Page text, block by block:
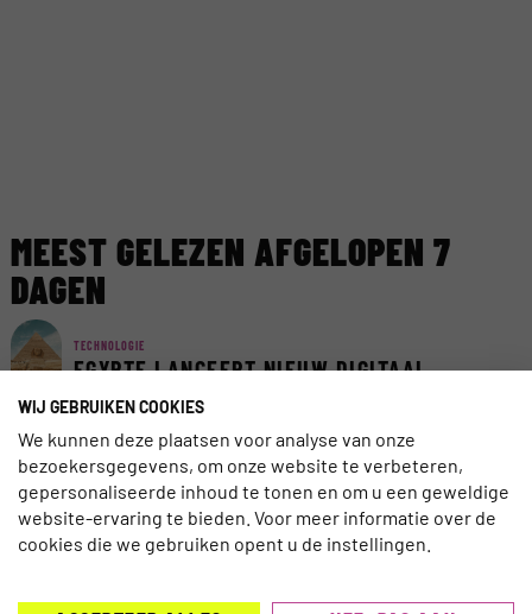
MEEST GELEZEN AFGELOPEN 7
DAGEN
TECHNOLOGIE
EGYPTE LANCEERT NIEUW DIGITAAL
AI
AI ACT VAN KRACHT: ZORG DAT REIZIGERS
AI KUNNEN VERTROUWEN
CORENDON NU OOK TELEFONISCH
WIJ GEBRUIKEN COOKIES
We kunnen deze plaatsen voor analyse van onze
bezoekersgegevens, om onze website te verbeteren,
gepersonaliseerde inhoud te tonen en om u een geweldige
website-ervaring te bieden. Voor meer informatie over de
cookies die we gebruiken opent u de instellingen.